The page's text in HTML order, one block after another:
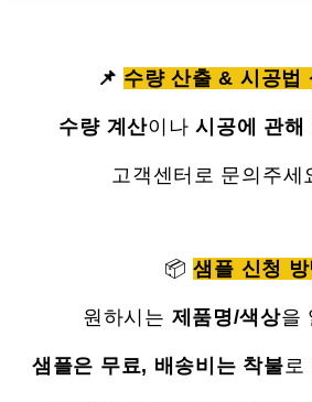
📌 수량 산출 & 시공법
수량 계산이나시공에 관해
고객센터로 문의주
📦샘플 신청 방
원하시는 제품명/색상을
샘플은 무료, 배송비는 착불로